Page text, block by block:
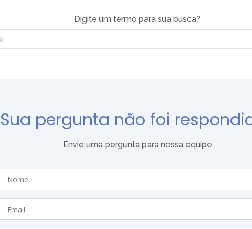
Digite um termo para sua busca?
Sua pergunta não foi
Envie uma pergunta para nossa equipe